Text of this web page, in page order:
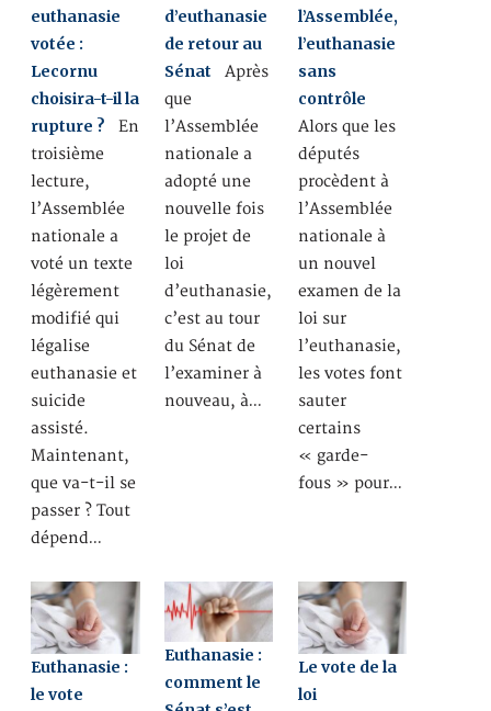
euthanasie
votée :
Lecornu
choisira-t-il la
rupture ? En
troisième
lecture,
l’Assemblée
nationale a
voté un texte
légèrement
modifié qui
légalise
euthanasie et
suicide
assisté.
Maintenant,
que va-t-il se
passer ? Tout
dépend…
d’euthanasie
de retour au
Sénat Après
que
l’Assemblée
nationale a
adopté une
nouvelle fois
le projet de
loi
d’euthanasie,
c’est au tour
du Sénat de
l’examiner à
nouveau, à…
l’Assemblée,
l’euthanasie
sans
contrôle
Alors que les
députés
procèdent à
l’Assemblée
nationale à
un nouvel
examen de la
loi sur
l’euthanasie,
les votes font
sauter
certains
« garde-
fous » pour…
Euthanasie :
le vote
Euthanasie :
comment le
Le vote de la
loi